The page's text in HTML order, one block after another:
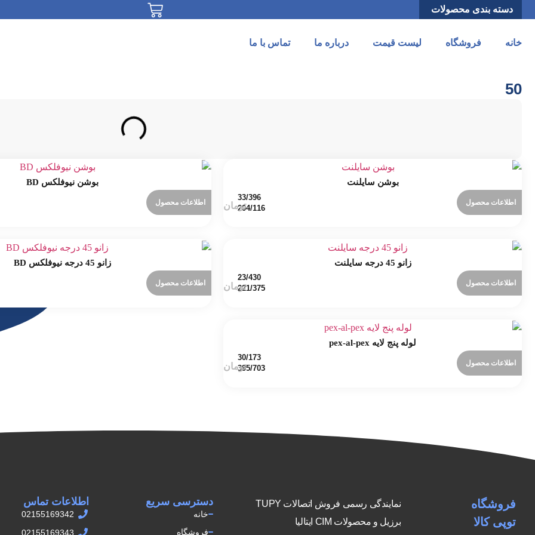
دسته بندی محصولات
خانه فروشگاه لیست قیمت درباره ما تماس با ما
50
بوشن سایلنت
اطلاعات محصول
بوشن نیوفلکس BD
اطلاعات محصول
زانو 45 درجه سایلنت
اطلاعات محصول
زانو 45 درجه نیوفلکس BD
اطلاعات محصول
لوله پنج لایه pex-al-pex
اطلاعات محصول
فروشگاه
توپی کالا
نمایندگی رسمی فروش اتصالات TUPY
برزیل و محصولات CIM ایتالیا
دسترسی سریع
خانه
فروشگاه
اطلاعات تماس
02155169342
02155169343